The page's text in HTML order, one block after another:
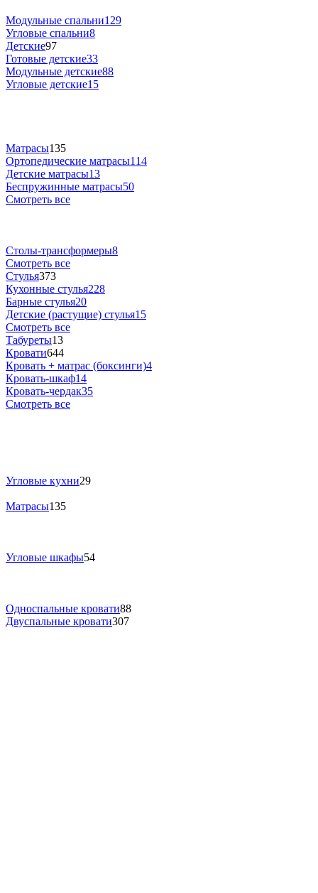
Модульные спальни129
Угловые спальни8
Детские97
Готовые детские33
Модульные детские88
Угловые детские15
Матрасы135
Ортопедические матрасы114
Детские матрасы13
Беспружинные матрасы50
Смотреть все
Столы-трансформеры8
Смотреть все
Стулья373
Кухонные стулья228
Барные стулья20
Детские (растущие) стулья15
Смотреть все
Табуреты13
Кровати644
Кровать + матрас (боксинги)4
Кровать-шкаф14
Кровать-чердак35
Смотреть все
Угловые кухни29
Матрасы135
Угловые шкафы54
Односпальные кровати88
Двуспальные кровати307